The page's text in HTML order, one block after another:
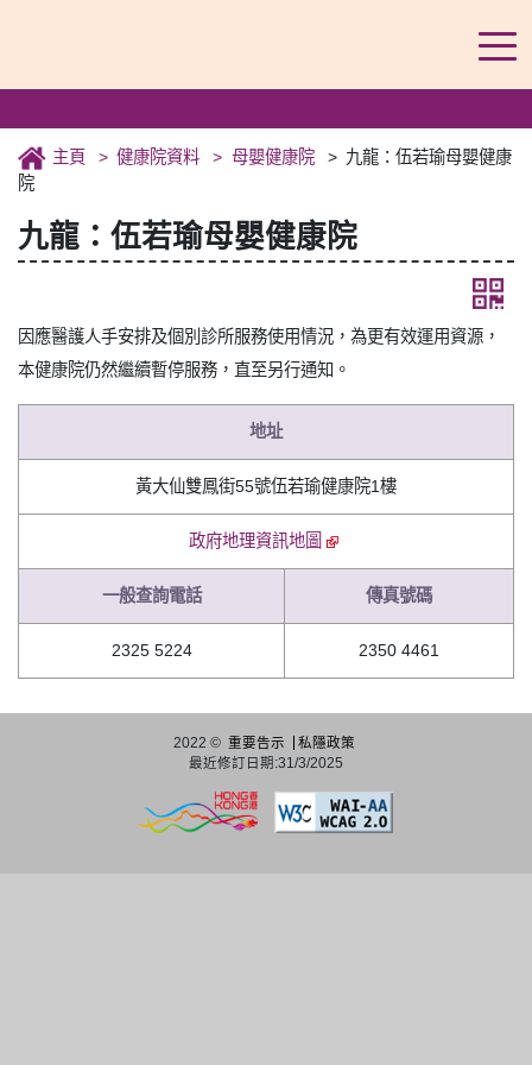
主頁 健康院資料 母嬰健康院
九龍：伍若瑜母嬰健康
院
九龍：伍若瑜母嬰健康院
因應醫護人手安排及個別診所服務使用情況，為更有效運用資源，
本健康院仍然繼續暫停服務，直至另行通知。
地址
黃大仙雙鳳街55號伍若瑜健康院1樓
政府地理資訊地圖
一般查詢電話 傳真號碼
2325 5224 2350 4461
2022 © 重要告示
私隱政策
最近修訂日期:31/3/2025